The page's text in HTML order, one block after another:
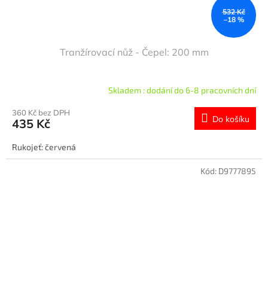
532 Kč
–18 %
Tranžírovací nůž - Čepel: 200 mm
Skladem : dodání do 6-8 pracovních dní
360 Kč bez DPH
435 Kč Do košíku
Rukojeť: červená
Kód: D9777895